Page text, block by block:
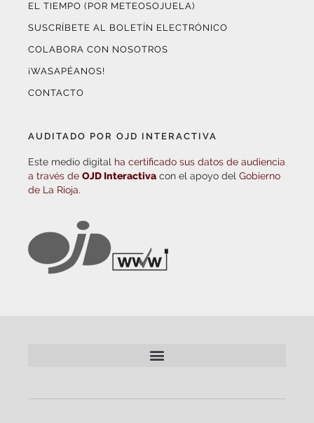
EL TIEMPO (POR METEOSOJUELA)
SUSCRÍBETE AL BOLETÍN ELECTRÓNICO
COLABORA CON NOSOTROS
¡WASAPÉANOS!
CONTACTO
AUDITADO POR OJD INTERACTIVA
Este medio digital ha certificado sus datos de audiencia
a través de OJD Interactiva con el apoyo del Gobierno
de La Rioja.